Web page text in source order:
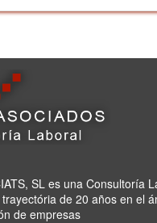
SL es una Consultoría
de 20 años en el
de empresas